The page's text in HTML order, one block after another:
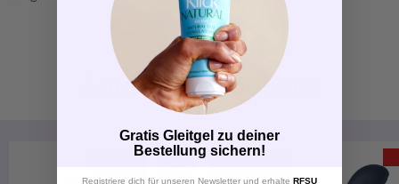
ÄHNLICHE PRODUKTE
-33%
Gratis Gleitgel zu deiner
Bestellung sichern!
Registriere dich für unseren Newsletter und erhalte RFSU